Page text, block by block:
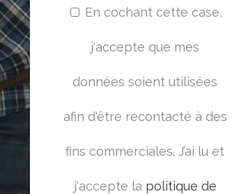
En cochant cette case,
j'accepte que mes
données soient utilisées
afin d'être recontacté à des
fins commerciales. J’ai lu et
j'accepte la politique de